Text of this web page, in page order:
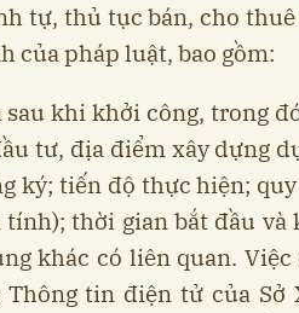
tự, thủ tục bán, cho
của pháp luật, bao gồm:
sau khi khởi công, trong
tư, địa điểm xây dựng
ký; tiến độ thực hiện;
tính); thời gian bắt đầu
khác có liên quan.
tin điện tử của Sở